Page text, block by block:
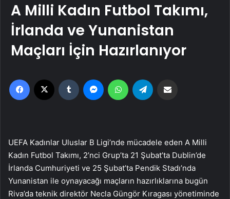
A Milli Kadın Futbol Takımı,
İrlanda ve Yunanistan
Maçları İçin Hazırlanıyor
Facebook Tumblr MessengerWhatsApp
UEFA Kadınlar Uluslar B Ligi’nde mücadele eden A Milli
Kadın Futbol Takımı, 2’nci Grup’ta 21 Şubat’ta Dublin’de
İrlanda Cumhuriyeti ve 25 Şubat’ta Pendik Stadı’nda
Yunanistan ile oynayacağı maçların hazırlıklarına bugün
Riva’da teknik direktör Necla Güngör Kıragası yönetiminde